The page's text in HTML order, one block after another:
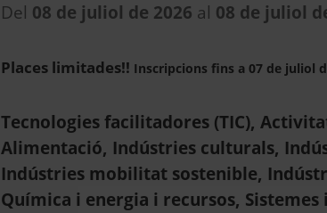
Del 08 de juliol de 2026 al 08 de juliol
Places limitades!! Inscripcions fins a 07 de juliol
Tecnologies facilitadores (TIC),
Alimentació, Indústries culturals,
Indústries mobilitat sostenible,
Química i energia i recursos,